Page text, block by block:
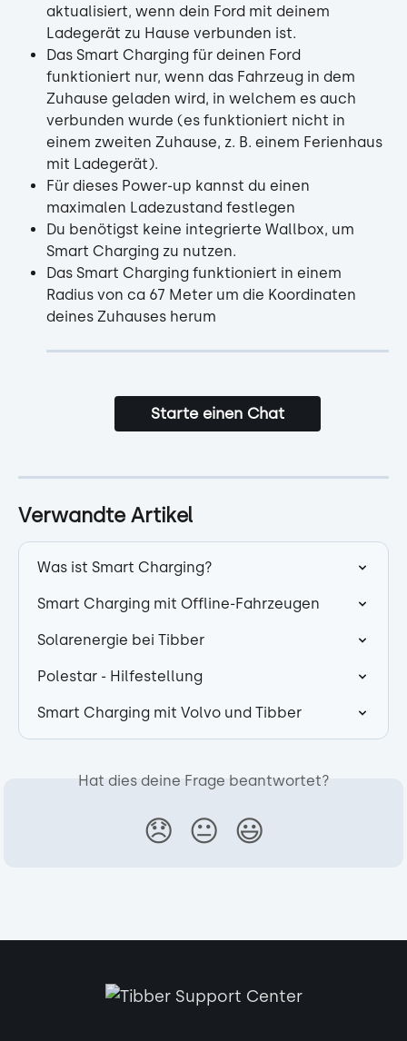
aktualisiert, wenn dein Ford mit deinem
Ladegerät zu Hause verbunden ist.
Das Smart Charging für deinen Ford
funktioniert nur, wenn das Fahrzeug in dem
Zuhause geladen wird, in welchem es auch
verbunden wurde (es funktioniert nicht in
einem zweiten Zuhause, z. B. einem Ferienhaus
mit Ladegerät).
Für dieses Power-up kannst du einen
maximalen Ladezustand festlegen
Du benötigst keine integrierte Wallbox, um
Smart Charging zu nutzen.
Das Smart Charging funktioniert in einem
Radius von ca 67 Meter um die Koordinaten
deines Zuhauses herum
Starte einen Chat
Verwandte Artikel
Was ist Smart Charging?
Smart Charging mit Offline-Fahrzeugen
Solarenergie bei Tibber
Polestar - Hilfestellung
Smart Charging mit Volvo und Tibber
Hat dies deine Frage beantwortet?
😞 😐 😃